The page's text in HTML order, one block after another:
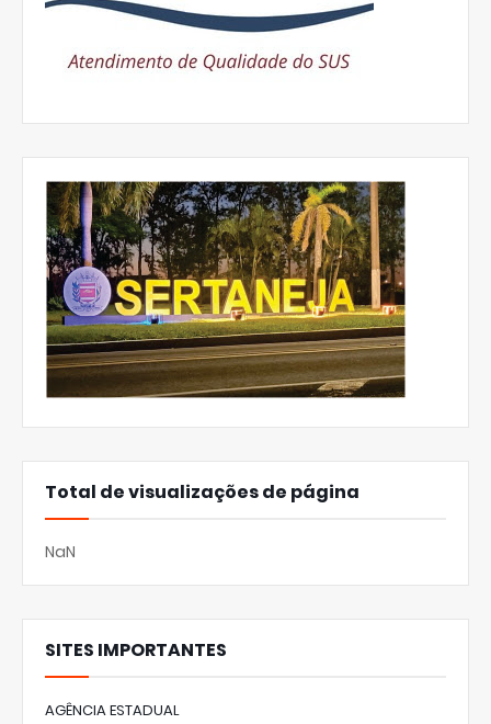
Total de visualizações de página
NaN
SITES IMPORTANTES
AGÊNCIA ESTADUAL